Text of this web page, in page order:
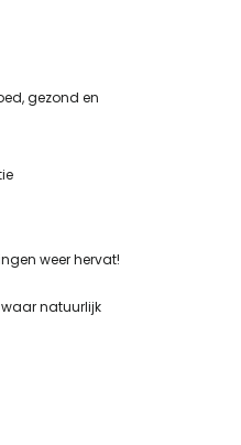
gezond en
weer hervat!
waar natuurlijk